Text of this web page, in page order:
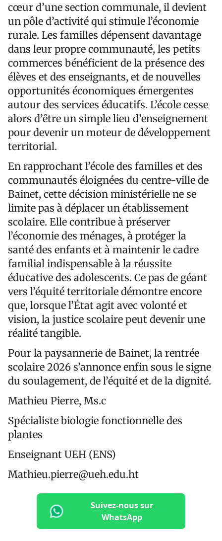
cœur d’une section communale, il devient
un pôle d’activité qui stimule l’économie
rurale. Les familles dépensent davantage
dans leur propre communauté, les petits
commerces bénéficient de la présence des
élèves et des enseignants, et de nouvelles
opportunités économiques émergentes
autour des services éducatifs. L’école cesse
alors d’être un simple lieu d’enseignement
pour devenir un moteur de développement
territorial.
En rapprochant l’école des familles et des
communautés éloignées du centre-ville de
Bainet, cette décision ministérielle ne se
limite pas à déplacer un établissement
scolaire. Elle contribue à préserver
l’économie des ménages, à protéger la
santé des enfants et à maintenir le cadre
familial indispensable à la réussite
éducative des adolescents. Ce pas de géant
vers l’équité territoriale démontre encore
que, lorsque l’État agit avec volonté et
vision, la justice scolaire peut devenir une
réalité tangible.
Pour la paysannerie de Bainet, la rentrée
scolaire 2026 s’annonce enfin sous le signe
du soulagement, de l’équité et de la dignité.
Mathieu Pierre, Ms.c
Spécialiste biologie fonctionnelle des
plantes
Enseignant UEH (ENS)
Mathieu.pierre@ueh.edu.ht
Suivez-nous sur
WhatsApp